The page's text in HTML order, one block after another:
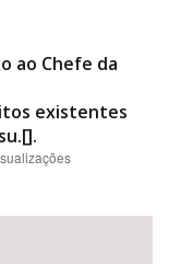
ao Chefe da
existentes